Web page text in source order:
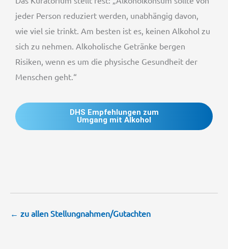
jeder Person reduziert werden, unabhängig davon,
wie viel sie trinkt. Am besten ist es, keinen Alkohol zu
sich zu nehmen. Alkoholische Getränke bergen
Risiken, wenn es um die physische Gesundheit der
Menschen geht.“
DHS Empfehlungen zum
Umgang mit Alkohol
← zu allen Stellungnahmen/Gutachten